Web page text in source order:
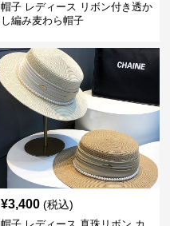
帽子 レディース リボン付き透か
し編み麦わら帽子
¥3,400 (税込)